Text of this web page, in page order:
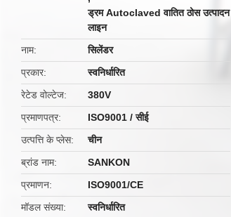
ड्रम Autoclaved वातित ठोस उत्पादन
लाइन
नाम
सिलेंडर
प्रकार
स्वनिर्धारित
रेटेड वोल्टेज
380V
प्रमाणपत्र
ISO9001 / सीई
उत्पत्ति के प्लेस
चीन
ब्रांड नाम
SANKON
प्रमाणन
ISO9001/CE
मॉडल संख्या
स्वनिर्धारित